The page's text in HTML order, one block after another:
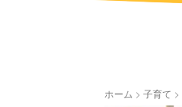
ホーム > 子育て >